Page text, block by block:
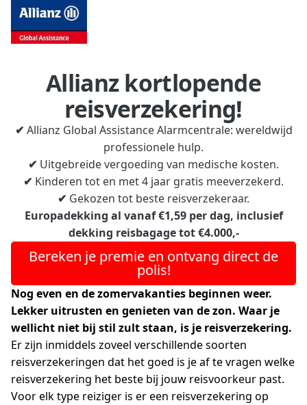
Allianz kortlopende
reisverzekering!
✔ Allianz Global Assistance Alarmcentrale: wereldwijd
professionele hulp.
✔ Uitgebreide vergoeding van medische kosten.
✔ Kinderen tot en met 4 jaar gratis meeverzekerd.
✔ Gekozen tot beste reisverzekeraar.
Europadekking al vanaf €1,59 per dag, inclusief
dekking reisbagage tot €4.000,-
Bereken je premie en ontvang direct de
polis!
Nog even en de zomervakanties beginnen weer.
Lekker uitrusten en genieten van de zon. Waar je
wellicht niet bij stil zult staan, is je reisverzekering.
Er zijn inmiddels zoveel verschillende soorten
reisverzekeringen dat het goed is je af te vragen welke
reisverzekering het beste bij jouw reisvoorkeur past.
Voor elk type reiziger is er een reisverzekering op